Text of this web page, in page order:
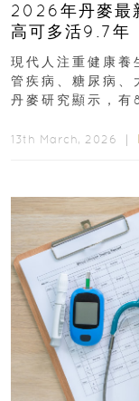
2026年丹麥最
高可多活9.7年
現代人注重健康養
管疾病、糖尿病、
丹麥研究顯示，有
13th March, 2026 ｜